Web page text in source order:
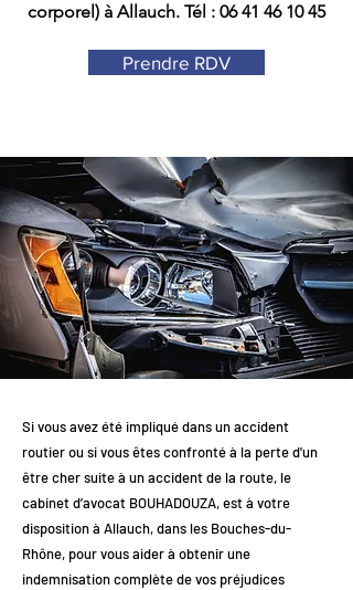
corporel) à Allauch. Tél : 06 41 46 10 45
Prendre RDV
Si vous avez été impliqué dans un accident
routier ou si vous êtes confronté à la perte d'un
être cher suite à un accident de la route, le
cabinet d’avocat BOUHADOUZA, est à votre
disposition à Allauch, dans les Bouches-du-
Rhône, pour vous aider à obtenir une
indemnisation complète de vos préjudices